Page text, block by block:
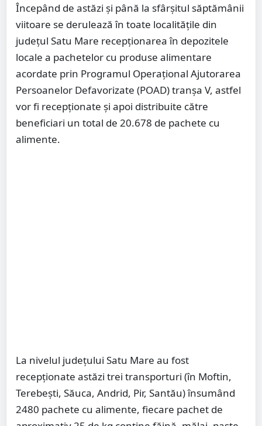
Începând de astăzi și până la sfârșitul săptămânii
viitoare se derulează în toate localitățile din
județul Satu Mare recepționarea în depozitele
locale a pachetelor cu produse alimentare
acordate prin Programul Operațional Ajutorarea
Persoanelor Defavorizate (POAD) tranșa V, astfel
vor fi recepționate și apoi distribuite către
beneficiari un total de 20.678 de pachete cu
alimente.
La nivelul județului Satu Mare au fost
recepționate astăzi trei transporturi (în Moftin,
Terebești, Săuca, Andrid, Pir, Santău) însumând
2480 pachete cu alimente, fiecare pachet de